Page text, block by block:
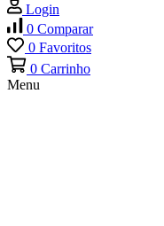
Login
0 Comparar
0 Favoritos
0 Carrinho
Menu